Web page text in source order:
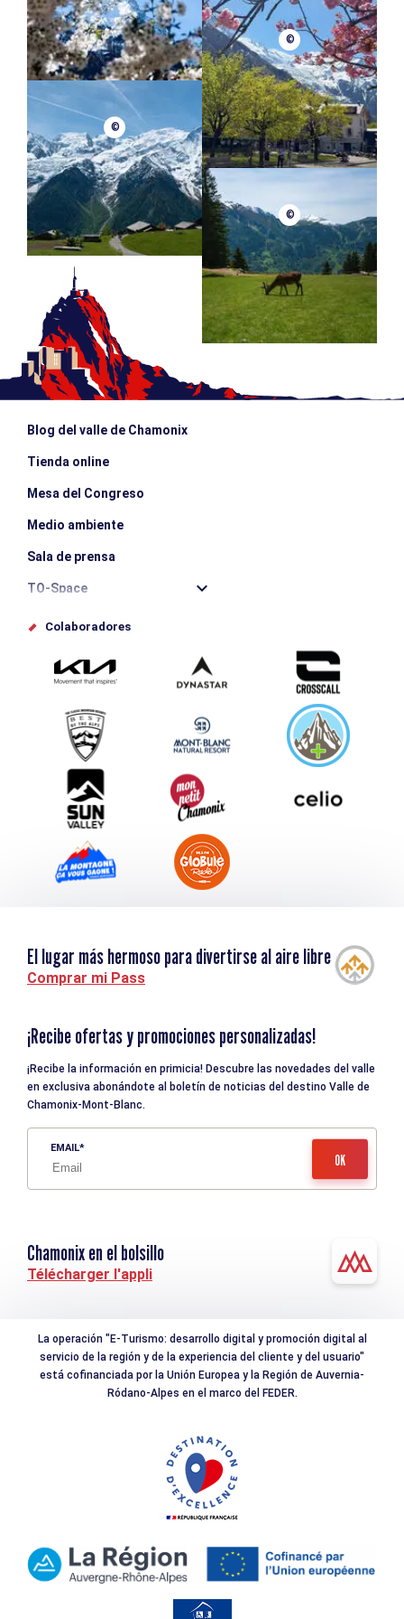
©
©
©
Blog del valle de Chamonix
Tienda online
Mesa del Congreso
Medio ambiente
Sala de prensa
TO-Space
Offices de tourisme
Envíe su evento
Service groupes et séminaires
Descargar
Turismo y discapacidad
Colaboradores
El lugar más hermoso para divertirse al aire libre
Comprar mi Pass
¡Recibe ofertas y promociones personalizadas!
¡Recibe la información en primicia! Descubre las novedades del valle
en exclusiva abonándote al boletín de noticias del destino Valle de
Chamonix-Mont-Blanc.
EMAIL
Chamonix en el bolsillo
Télécharger l'appli
La operación "E-Turismo: desarrollo digital y promoción digital al
servicio de la región y de la experiencia del cliente y del usuario"
está cofinanciada por la Unión Europea y la Región de Auvernia-
Ródano-Alpes en el marco del FEDER.